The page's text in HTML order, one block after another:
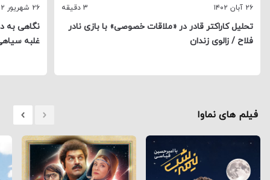
۲۶ آبان ۱۴۰۲ 3 دقیقه
تحلیل کاراکتر قادر در «ملاقات خصوصی» با بازی نادر
فلاح / زالوی زندان
۲۶ شهریور ۱۴۰۲
نگاهی به
غلبه
فیلم های نماوا